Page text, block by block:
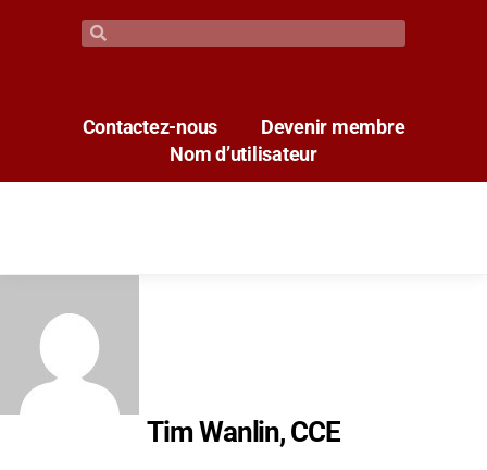
Contactez-nous
Devenir membre
Nom d’utilisateur
Tim Wanlin, CCE